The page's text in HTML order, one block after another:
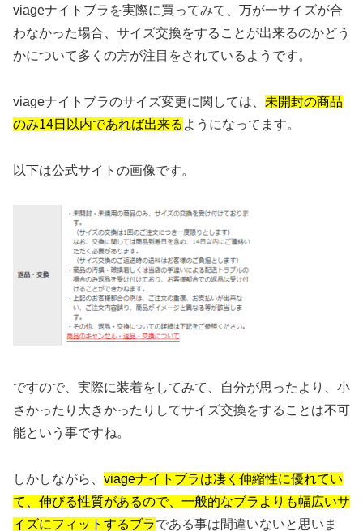
viageナイトブラを実際に買ってみて、万が一サイズが合
わなかった場合、サイズ交換をすることが出来るのかどう
かについて多くの方が注目をされているようです。
viageナイトブラのサイズ変更に関しては、 未開封の商品
のみ14日以内であれば出来る ようになってます。
以下は公式サイトの画像です。
ですので、実際に装着をしてみて、自分が思ったより、小
さかったり大きかったりしてサイズ交換をすることは不可
能という事ですね。
しかしながら、 viageナイトブラは凄く伸縮性に優れてい
て、伸びる性質があるので、一般的なブラよりも幅広いサ
イズにフィットするブラである事は間違いないと思いま